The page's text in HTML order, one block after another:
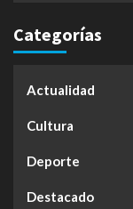
Categorías
Actualidad
Cultura
Deporte
Destacado